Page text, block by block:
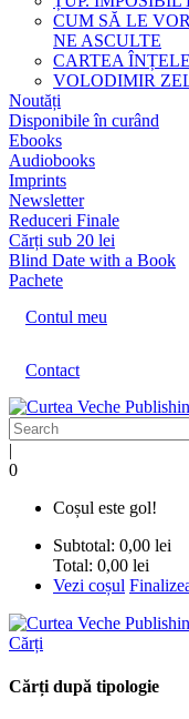
CUM SĂ LE
NE ASCULTE
CARTEA
VOLODIMIR
Noutăți
Disponibile în curând
Ebooks
Audiobooks
Imprints
Newsletter
Reduceri Finale
Cărți sub 20 lei
Blind Date with a Book
Pachete
Contul meu
Contact
|
0
Coșul este gol!
Subtotal: 0,00 lei
Total: 0,00 lei
Vezi coșul
Cărți
Cărți după tipologie